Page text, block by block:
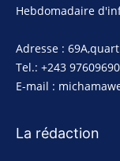
Hebdomadaire
Adresse :
Tel.: +243
E-mail :
La rédaction